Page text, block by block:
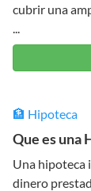
cubrir una
...
🏦 Hipoteca
Que es una
Una hipoteca
dinero